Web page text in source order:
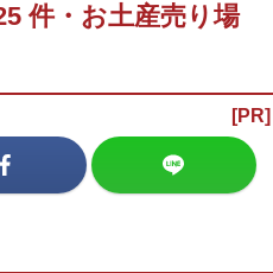
件・お土産売り場